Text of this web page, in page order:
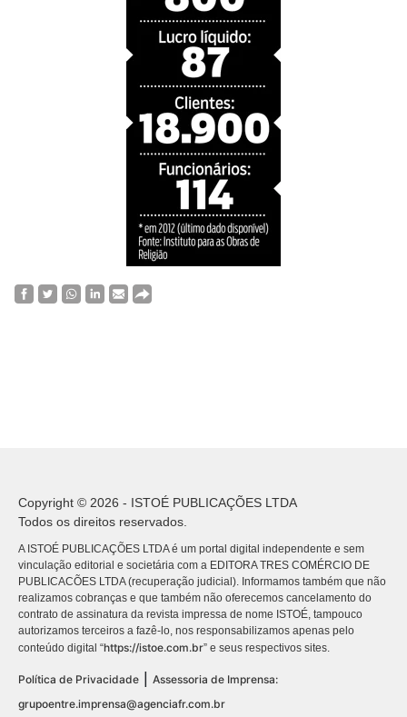
Copyright © 2026 - ISTOÉ PUBLICAÇÕES LTDA
Todos os direitos reservados.
A ISTOÉ PUBLICAÇÕES LTDA é um portal digital independente e sem
vinculação editorial e societária com a EDITORA TRES COMÉRCIO DE
PUBLICACÕES LTDA (recuperação judicial). Informamos também que não
realizamos cobranças e que também não oferecemos cancelamento do
contrato de assinatura da revista impressa de nome ISTOÉ, tampouco
autorizamos terceiros a fazê-lo, nos responsabilizamos apenas pelo
conteúdo digital “https://istoe.com.br” e seus respectivos sites.
Política de Privacidade | Assessoria de Imprensa:
grupoentre.imprensa@agenciafr.com.br